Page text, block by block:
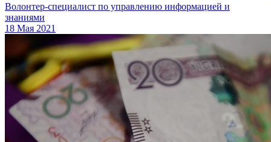
Волонтер-специалист по управлению информацией и
знаниями
18 Мая 2021